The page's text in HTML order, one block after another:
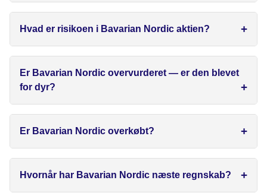
Hvad er risikoen i Bavarian Nordic aktien?
Er Bavarian Nordic overvurderet — er den blevet
for dyr?
Er Bavarian Nordic overkøbt?
Hvornår har Bavarian Nordic næste regnskab?